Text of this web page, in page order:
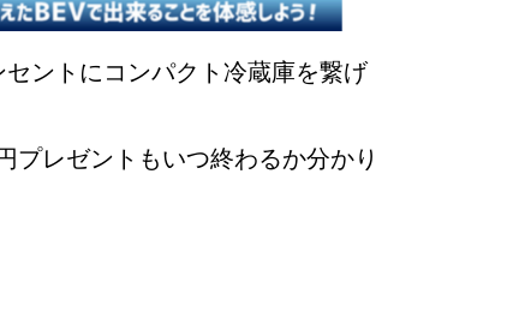
ントにコンパクト冷蔵庫を繋げ
プレゼントもいつ終わるか分かり